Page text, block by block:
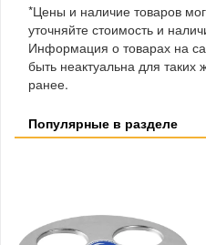
*Цены и наличие товаров
уточняйте стоимость и
Информация о товарах на
быть неактуальна для
ранее.
Популярные в разделе